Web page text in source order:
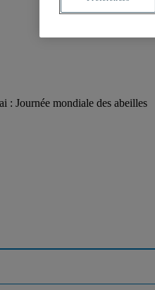
: Journée mondiale des abeilles